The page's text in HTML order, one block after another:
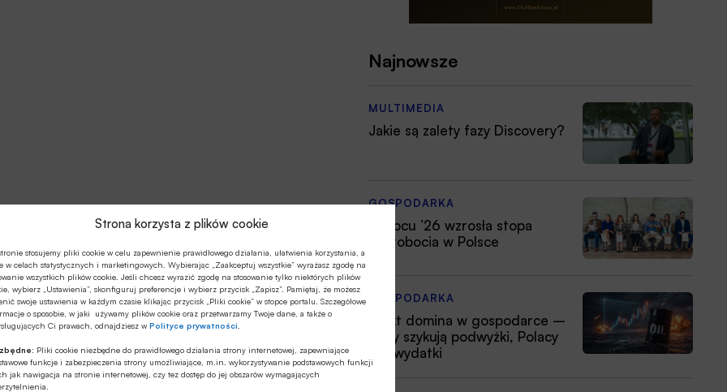
Strona korzysta z plików cookie
stosujemy pliki cookie w celu zapewnienie prawidłowego działania, ułatwienia korzystania, a
w celach statystycznych i marketingowych. Wybierając „Zaakceptuj wszystkie” wyrażasz zgodę na
wszystkich plików cookie. Jeśli chcesz wyrazić zgodę na stosowanie tylko niektórych plików
wybierz „Ustawienia”, skonfiguruj preferencje i wybierz przycisk „Zapisz”. Pamiętaj, że możesz
swoje ustawienia w każdym czasie klikając przycisk „Pliki cookie” w stopce portalu. Szczegółowe
o sposobie, w jaki używamy plików cookie oraz przetwarzamy Twoje dane, a także o
Ci prawach, odnajdziesz wPolityce prywatności
Pliki cookie niezbędne do prawidłowego działania strony internetowej, zapewniające
funkcje i zabezpieczenia strony umożliwiające, m.in. wykorzystywanie podstawowych funkcji
jak nawigacja na stronie internetowej, czy tez dostęp do jej obszarów wymagających
Najnowsze
MULTIMEDIA
Jakie są zalety fazy Discovery?
GOSPODARKA
W lipcu ’26 wzrosła stopa
bezrobocia w Polsce
GOSPODARKA
Efekt domina w gospodarce –
firmy szykują podwyżki, Polacy
tną wydatki